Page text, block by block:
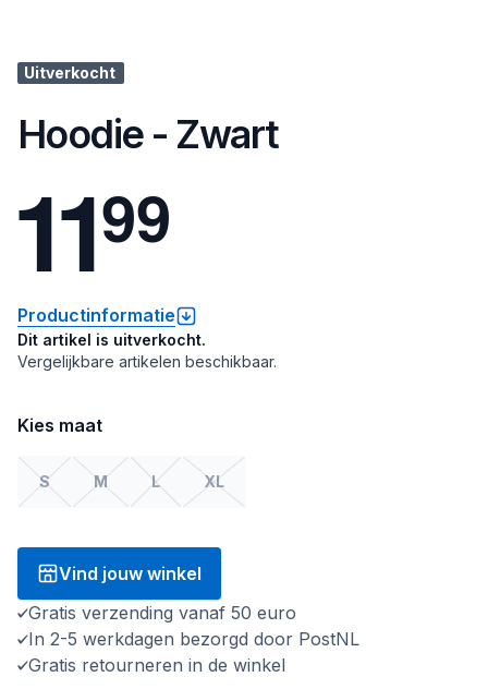
Uitverkocht
Hoodie - Zwart
1199
Productinformatie
Dit artikel is uitverkocht.
Vergelijkbare artikelen beschikbaar.
Kies maat
S M L XL
Vind jouw winkel
Gratis verzending vanaf 50 euro
In 2-5 werkdagen bezorgd door PostNL
Gratis retourneren in de winkel